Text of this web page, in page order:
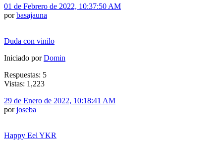
01 de Febrero de 2022, 10:37:50 AM
porbasajauna
Duda con vinilo
Iniciado porDomin
Respuestas: 5
Vistas: 1,223
29 de Enero de 2022, 10:18:41 AM
porjoseba
Happy Eel YKR